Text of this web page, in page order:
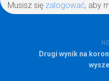
Musisz się zalogować, aby
Drugi wynik na